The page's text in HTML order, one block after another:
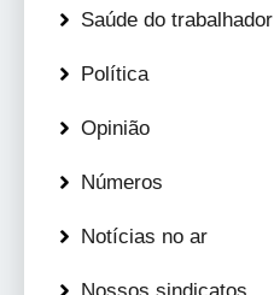
Saúde do trabalhador
Política
Opinião
Números
Notícias no ar